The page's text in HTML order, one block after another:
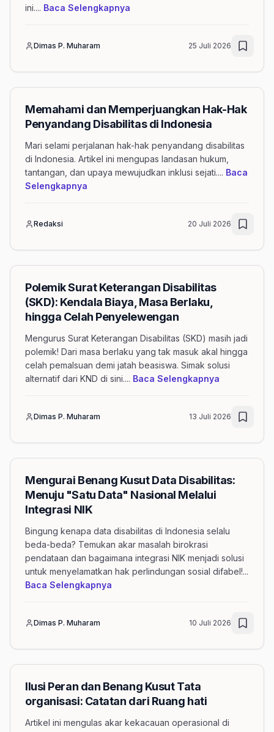
ini.... Baca Selengkapnya
Dimas P. Muharam 25 Juli 2026
Memahami dan Memperjuangkan Hak-Hak
Penyandang Disabilitas di Indonesia
Mari selami perjalanan hak-hak penyandang disabilitas
di Indonesia. Artikel ini mengupas landasan hukum,
tantangan, dan upaya mewujudkan inklusi sejati.... Baca
Selengkapnya
Redaksi 20 Juli 2026
Polemik Surat Keterangan Disabilitas
(SKD): Kendala Biaya, Masa Berlaku,
hingga Celah Penyelewengan
Mengurus Surat Keterangan Disabilitas (SKD) masih jadi
polemik! Dari masa berlaku yang tak masuk akal hingga
celah pemalsuan demi jatah beasiswa. Simak solusi
alternatif dari KND di sini.... Baca Selengkapnya
Dimas P. Muharam 13 Juli 2026
Mengurai Benang Kusut Data Disabilitas:
Menuju "Satu Data" Nasional Melalui
Integrasi NIK
Bingung kenapa data disabilitas di Indonesia selalu
beda-beda? Temukan akar masalah birokrasi
pendataan dan bagaimana integrasi NIK menjadi solusi
untuk menyelamatkan hak perlindungan sosial difabel!...
Baca Selengkapnya
Dimas P. Muharam 10 Juli 2026
Ilusi Peran dan Benang Kusut Tata
organisasi: Catatan dari Ruang hati
Artikel ini mengulas akar kekacauan operasional di